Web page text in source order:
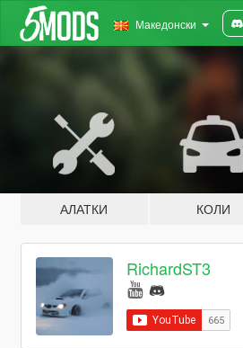
Македонски
АЛАТКИ КОЛИ
RichardST3